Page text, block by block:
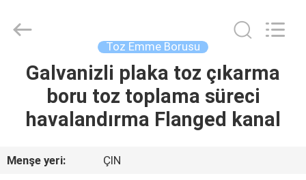
EVDE
ÜRÜNLER
HAKKIMIZDA
TRADE
CO.,LTD.
Toz Emme Borusu
Galvanizli plaka toz çıkarma
boru toz toplama süreci
havalandırma Flanged kanal
Menşe yeri:
ÇIN